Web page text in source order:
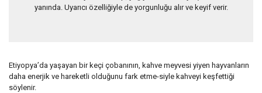
yanında. Uyarıcı özelliğiyle de yorgunluğu alır ve keyif verir.
Etiyopya’da yaşayan bir keçi çobanının, kahve meyvesi yiyen hayvanların
daha enerjik ve hareketli olduğunu fark etme-siyle kahveyi keşfettiği
söylenir.